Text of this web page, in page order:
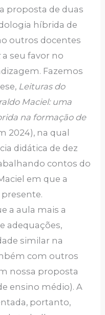
proposta de duas
híbrida de
outros docentes
a seu favor no
Fazemos
Leituras do
Maciel: uma
na formação de
2024), na qual
didática de dez
contos do
em que a
a aula mais a
adequações,
similar na
com outros
nossa proposta
ensino médio). A
portanto,